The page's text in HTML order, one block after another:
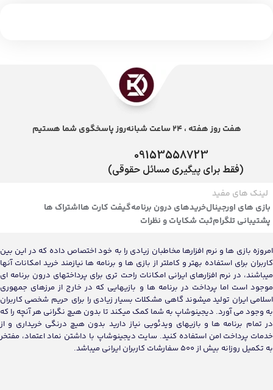
هفت روز هفته ، 24 ساعت شبانه‌روز پاسخگوی شما هستیم
09153558723
(فقط برای پیگیری مسائل حقوقی)
لینک های مفید
بازی های اورجینالخریدهای درون برنامهگیفت کارت هااشتراک ها
پشتیبانی تلگرامثبت شکایات و نظرات
امروزه بازی ها و نرم افزارها مخاطبان زیادی را به خود اختصاص داده که در این بین
کاربران برای استفاده بهتر و کاملتر از بازی ها و برنامه ها نیازمند خرید امکانات آنها
میباشند، در نرم افزارهای ایرانی امکانات راحت تری برای پرداختهای درون برنامه ای
موجود است اما پرداخت در برنامه ها و بازیهایی که در خارج از مرزهای جمهوری
اسلامی ایران تولید میشوند گاهی مشکلات بسیار زیادی را برای حریم شخصی کاربران
به وجود می آورد. دیجینوشاپ به شما کمک میکند تا بدون هیچ نگرانی هر آنچه را که
در تمام برنامه ها و بازیهای ویدئویی نیاز دارید بدون هیچ درنگی خریداری و از
خدمات پرداخت امن استفاده کنید. سایت دیجینوشاپ با داشتن نماد اعتماد، مفتخر
به تکمیل روزانه بیش از 500 سفارشات کاربران ایرانی میباشد.